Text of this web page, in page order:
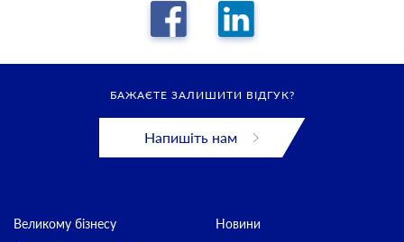
БАЖАЄТЕ ЗАЛИШИТИ ВІДГУК?
Напишіть нам
Великому бізнесу
Новини